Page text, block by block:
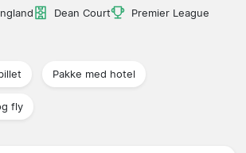
Dean Court
Premier League
Pakke med hotel
fly